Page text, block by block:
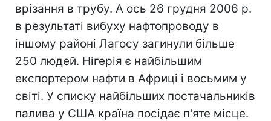
врізання в трубу. А ось 26 грудня 2006 р.
в результаті вибуху нафтопроводу в
іншому районі Лагосу загинули більше
250 людей. Нігерія є найбільшим
експортером нафти в Африці і восьмим у
світі. У списку найбільших постачальників
палива у США країна посідає п'яте місце.